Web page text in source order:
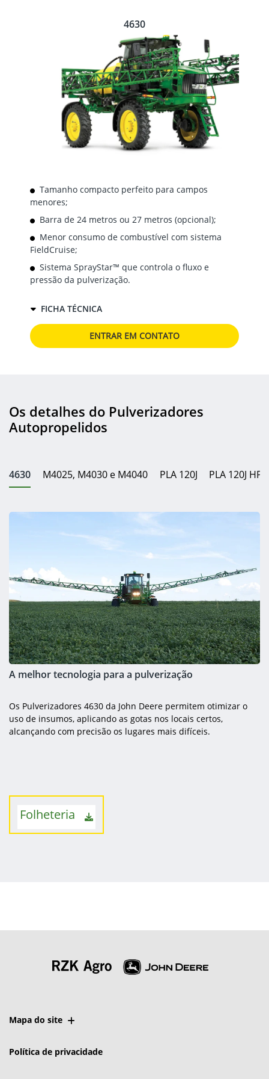
4630
Tamanho compacto perfeito para campos
menores;
Barra de 24 metros ou 27 metros (opcional);
Menor consumo de combustível com sistema
FieldCruise;
Sistema SprayStar™ que controla o fluxo e
pressão da pulverização.
FICHA TÉCNICA
ENTRAR EM CONTATO
Os detalhes do Pulverizadores
Autopropelidos
4630 M4025, M4030 e M4040 PLA 120J PLA 120J HP
A melhor tecnologia para a pulverização
Os Pulverizadores 4630 da John Deere permitem otimizar o
uso de insumos, aplicando as gotas nos locais certos,
alcançando com precisão os lugares mais difíceis.
Folheteria
Mapa do site
Política de privacidade